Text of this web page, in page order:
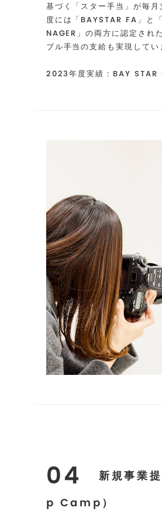
基づく「スター手当」が毎
度には「BAYSTAR FA」と
NAGER」の両方に認定され
ブル手当の支給も実現してい
2023年度実績：BAY STAR
04
新規事業
p Camp）